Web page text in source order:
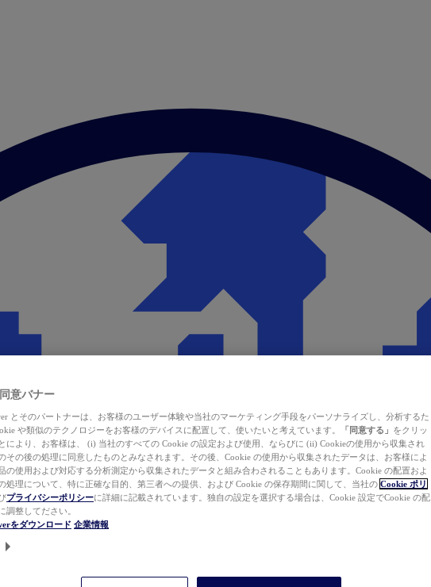
意バナー
とそのパートナーは、お客様のユーザー体験や当社のマーケティング手段をパーソナライズし、分析するた
や類似のテクノロジーをお客様のデバイスに配置して、使いたいと考えています。
「同意する」 をクリッ
により、お客様は、 (i) 当社のすべての Cookie の設定および使用、ならびに (ii) Cookieの使用から収集され
その後の処理に同意したものとみなされます。その後、Cookie の使用から収集されたデータは、お客様によ
の使用および対応する分析測定から収集されたデータと組み合わされることもあります。Cookie の配置およ
処理について、特に正確な目的、第三者への提供、および Cookie の保存期間に関して、当社の Cookie ポリ
プライバシーポリシーに詳細に記載されています。独自の設定を選択する場合は、Cookie 設定でCookie の配
調整してださい。
をダウンロード 企業情報